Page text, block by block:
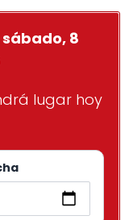
sábado, 8
lugar hoy